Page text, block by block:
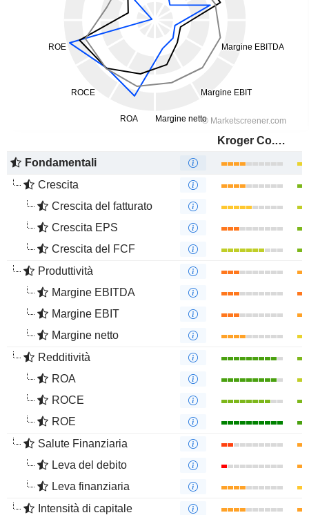
Kroger Co. (The)
Fondamentali
Crescita
Crescita del fatturato
Crescita EPS
Crescita del FCF
Produttività
Margine EBITDA
Margine EBIT
Margine netto
Redditività
ROA
ROCE
ROE
Salute Finanziaria
Leva del debito
Leva finanziaria
Intensità di capitale